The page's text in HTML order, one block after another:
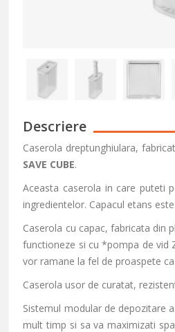
Descriere
Caserola dreptunghiulara,
SAVE CUBE.
Aceasta caserola in care puteti
ingredientelor. Capacul etans
Caserola cu capac, fabricata din
functioneze si cu *pompa de vid
vor ramane la fel de proaspete
Caserola usor de curatat,
Sistemul modular de depozitare
mult timp si sa va maximizati